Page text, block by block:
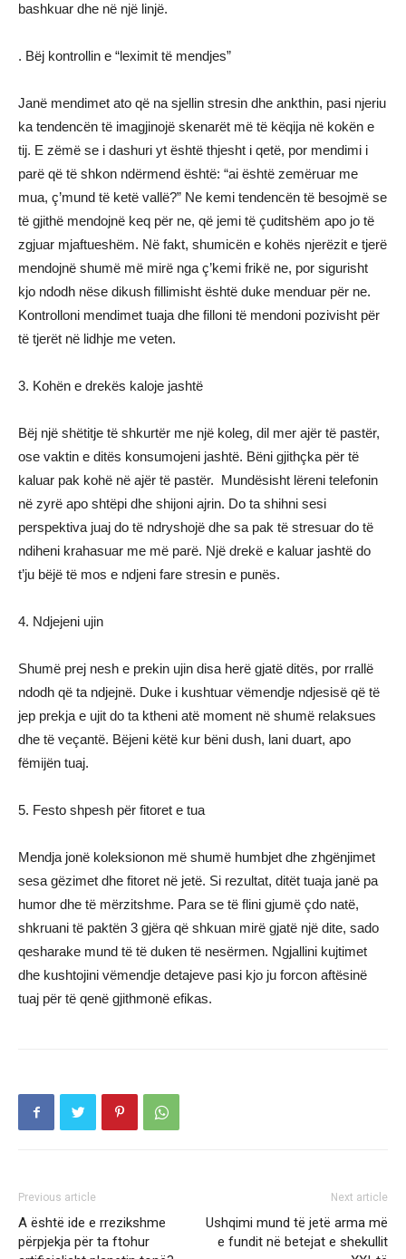
bashkuar dhe në një linjë.
. Bëj kontrollin e “leximit të mendjes”
Janë mendimet ato që na sjellin stresin dhe ankthin, pasi njeriu
ka tendencën të imagjinojë skenarët më të këqija në kokën e
tij. E zëmë se i dashuri yt është thjesht i qetë, por mendimi i
parë që të shkon ndërmend është: “ai është zemëruar me
mua, ç’mund të ketë vallë?” Ne kemi tendencën të besojmë se
të gjithë mendojnë keq për ne, që jemi të çuditshëm apo jo të
zgjuar mjaftueshëm. Në fakt, shumicën e kohës njerëzit e tjerë
mendojnë shumë më mirë nga ç’kemi frikë ne, por sigurisht
kjo ndodh nëse dikush fillimisht është duke menduar për ne.
Kontrolloni mendimet tuaja dhe filloni të mendoni pozivisht për
të tjerët në lidhje me veten.
3. Kohën e drekës kaloje jashtë
Bëj një shëtitje të shkurtër me një koleg, dil mer ajër të pastër,
ose vaktin e ditës konsumojeni jashtë. Bëni gjithçka për të
kaluar pak kohë në ajër të pastër. Mundësisht lëreni telefonin
në zyrë apo shtëpi dhe shijoni ajrin. Do ta shihni sesi
perspektiva juaj do të ndryshojë dhe sa pak të stresuar do të
ndiheni krahasuar me më parë. Një drekë e kaluar jashtë do
t’ju bëjë të mos e ndjeni fare stresin e punës.
4. Ndjejeni ujin
Shumë prej nesh e prekin ujin disa herë gjatë ditës, por rrallë
ndodh që ta ndjejnë. Duke i kushtuar vëmendje ndjesisë që të
jep prekja e ujit do ta ktheni atë moment në shumë relaksues
dhe të veçantë. Bëjeni këtë kur bëni dush, lani duart, apo
fëmijën tuaj.
5. Festo shpesh për fitoret e tua
Mendja jonë koleksionon më shumë humbjet dhe zhgënjimet
sesa gëzimet dhe fitoret në jetë. Si rezultat, ditët tuaja janë pa
humor dhe të mërzitshme. Para se të flini gjumë çdo natë,
shkruani të paktën 3 gjëra që shkuan mirë gjatë një dite, sado
qesharake mund të të duken të nesërmen. Ngjallini kujtimet
dhe kushtojini vëmendje detajeve pasi kjo ju forcon aftësinë
tuaj për të qenë gjithmonë efikas.
Previous article
A është ide e rrezikshme
përpjekja për ta ftohur
Next article
Ushqimi mund të jetë arma më
e fundit në betejat e shekullit